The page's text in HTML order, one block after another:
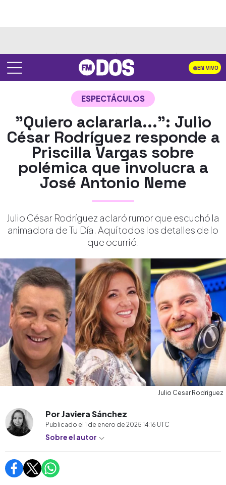
EN VIVO
ESPECTÁCULOS
"Quiero aclararla...": Julio
César Rodríguez responde a
Priscilla Vargas sobre
polémica que involucra a
José Antonio Neme
Julio César Rodríguez aclaró rumor que escuchó la
animadora de Tu Día. Aquí todos los detalles de lo
que ocurrió.
Julio Cesar Rodriguez
Por Javiera Sánchez
Publicado el 1 de enero de 2025 14:16 UTC
Sobre el autor